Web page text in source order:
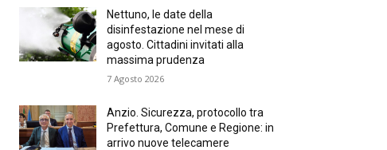
Nettuno, le date della
disinfestazione nel mese di
agosto. Cittadini invitati alla
massima prudenza
7 Agosto 2026
Anzio. Sicurezza, protocollo tra
Prefettura, Comune e Regione: in
arrivo nuove telecamere